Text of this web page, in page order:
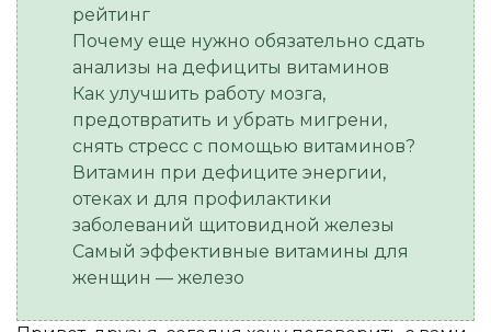
рейтинг
Почему еще нужно обязательно сдать
анализы на дефициты витаминов
Как улучшить работу мозга,
предотвратить и убрать мигрени,
снять стресс с помощью витаминов?
Витамин при дефиците энергии,
отеках и для профилактики
заболеваний щитовидной железы
Самый эффективные витамины для
женщин — железо